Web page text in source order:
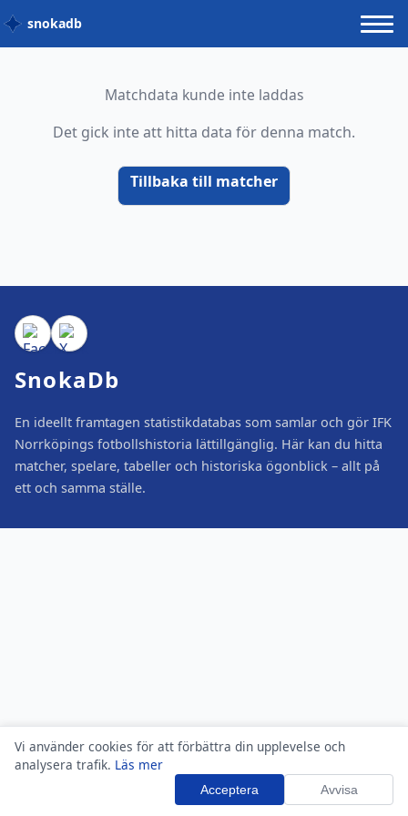
Vi använder cookies för att förbättra din upplevelse och
analysera trafik. Läs mer
Acceptera Avvisa
snokadb
Matchdata kunde inte laddas
Det gick inte att hitta data för denna match.
Tillbaka till matcher
SnokaDb
En ideellt framtagen statistikdatabas som samlar och gör IFK
Norrköpings fotbollshistoria lättillgänglig. Här kan du hitta
matcher, spelare, tabeller och historiska ögonblick – allt på
ett och samma ställe.